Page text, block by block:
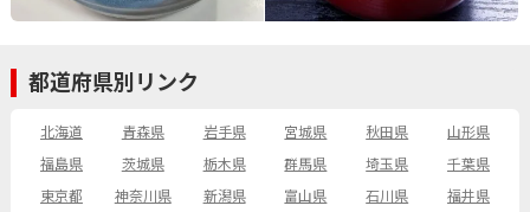
都道府県別リンク
北海道 青森県 岩手県 宮城県 秋田県
山形県
福島県
茨城県 栃木県 群馬県 埼玉県
千葉県
東京都
神奈川県 新潟県 富山県 石川県
福井県